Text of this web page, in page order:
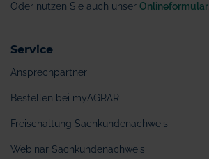
Oder nutzen Sie auch unser Onlineformular
Service
Ansprechpartner
Bestellen bei myAGRAR
Freischaltung Sachkundenachweis
Webinar Sachkundenachweis